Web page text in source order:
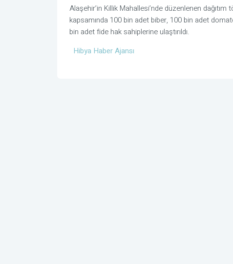
Alaşehir’in Killik Mahallesi’nde düzenlenen
kapsamında 100 bin adet biber, 100 bin adet
bin adet fide hak sahiplerine ulaştırıldı.
Hibya Haber Ajansı